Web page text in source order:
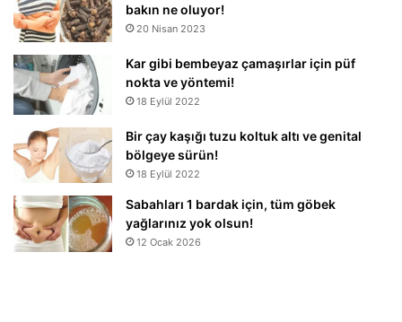
bakın ne oluyor!
20 Nisan 2023
Kar gibi bembeyaz çamaşırlar için püf
nokta ve yöntemi!
18 Eylül 2022
Bir çay kaşığı tuzu koltuk altı ve genital
bölgeye sürün!
18 Eylül 2022
Sabahları 1 bardak için, tüm göbek
yağlarınız yok olsun!
12 Ocak 2026